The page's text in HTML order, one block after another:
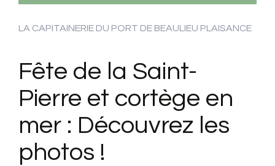
LA CAPITAINERIE DU PORT DE BEAULIEU PLAISANCE
Fête de la Saint-
Pierre et cortège en
mer : Découvrez les
photos !